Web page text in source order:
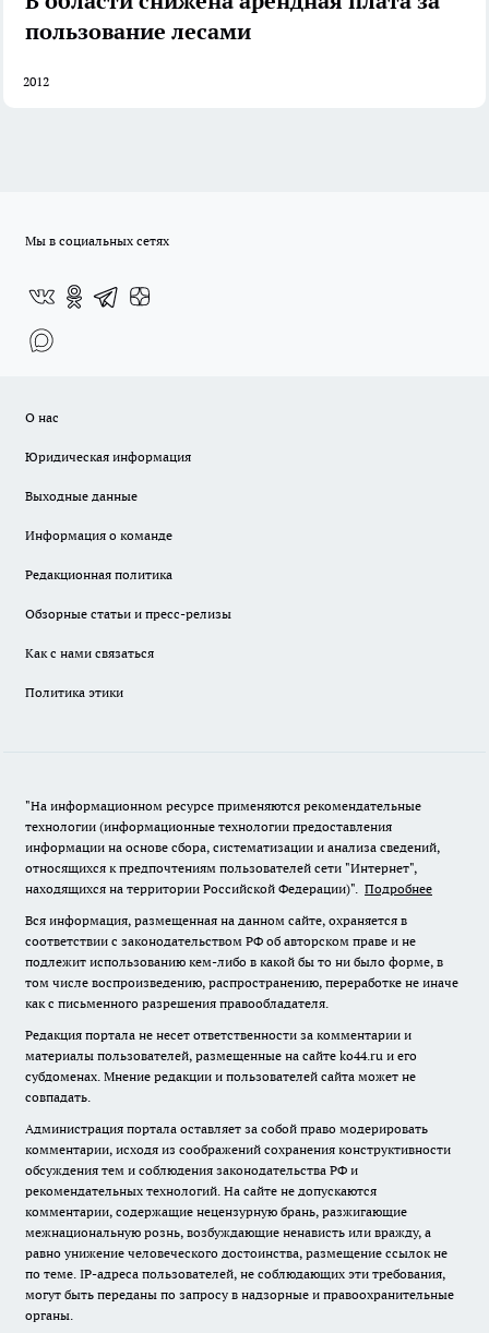
пользование лесами
2012
Мы в социальных сетях
О нас
Юридическая информация
Выходные данные
Информация о команде
Редакционная политика
Обзорные статьи и пресс-релизы
Как с нами связаться
Политика этики
"На информационном ресурсе применяются рекомендательные
технологии (информационные технологии предоставления
информации на основе сбора, систематизации и анализа сведений,
относящихся к предпочтениям пользователей сети "Интернет",
находящихся на территории Российской Федерации)". Подробнее
Вся информация, размещенная на данном сайте, охраняется в
соответствии с законодательством РФ об авторском праве и не
подлежит использованию кем-либо в какой бы то ни было форме, в
том числе воспроизведению, распространению, переработке не иначе
как с письменного разрешения правообладателя.
Редакция портала не несет ответственности за комментарии и
материалы пользователей, размещенные на сайте ko44.ru и его
субдоменах. Мнение редакции и пользователей сайта может не
совпадать.
Администрация портала оставляет за собой право модерировать
комментарии, исходя из соображений сохранения конструктивности
обсуждения тем и соблюдения законодательства РФ и
рекомендательных технологий. На сайте не допускаются
комментарии, содержащие нецензурную брань, разжигающие
межнациональную рознь, возбуждающие ненависть или вражду, а
равно унижение человеческого достоинства, размещение ссылок не
по теме. IP-адреса пользователей, не соблюдающих эти требования,
могут быть переданы по запросу в надзорные и правоохранительные
органы.